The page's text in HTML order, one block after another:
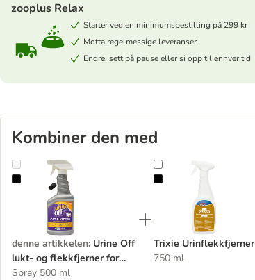
zooplus Relax
Starter ved en minimumsbestilling på 299 kr
Motta regelmessige leveranser
Endre, sett på pause eller si opp til enhver tid
Kombiner den med
Urine Off lukt- og flekkfjerner for katter
denne artikkelen: Urine Off
lukt- og flekkfjerner for
katter
Spray 500 ml
Trixie Urinflekkfjerner
Trixie Urinflekkfjerner
750 ml